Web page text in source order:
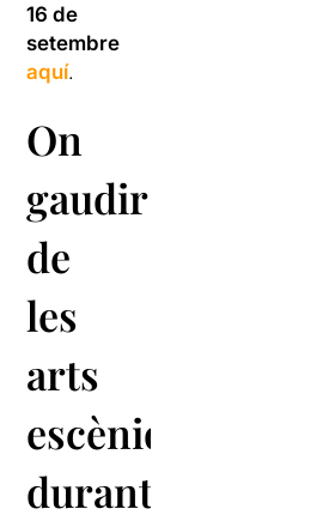
16 de
setembre
aquí.
On
gaudir
de
les
arts
escèniques
durant